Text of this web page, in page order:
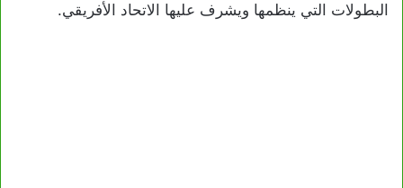
البطولات التي ينظمها ويشرف عليها الاتحاد الأفريقي.